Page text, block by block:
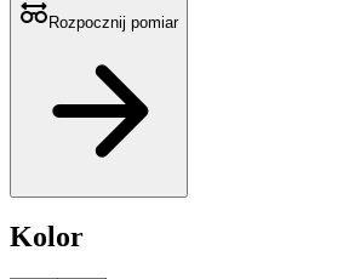
Rozpocznij pomiar
Kolor